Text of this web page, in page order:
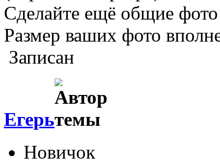
Сделайте ещё общие
Размер ваших фото
Записан
Егерь
Новичок